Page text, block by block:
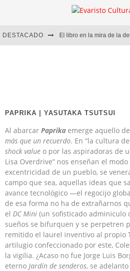
DESTACADO
PAPRIKA | YASUTAKA TSUTSUI
Al abarcar Paprika emerge aquello
más que un recuerdo. En “la cultura
shock value o por las aspiradoras de
Lisa Overdrive” nos enseñan el
excentricidad de un pueblo, se
campo que sea, aquellas ideas que
avance tecnológico —el regocijo
de esa forma no ha de extrañarnos
el DC Mini (un sofisticado adminiculo
sueños se bifurquen y se perpetren
remitido el laurel inventivo al propio
artilugio confeccionado por este,
la vigilia. ¿Acaso no fue Jorge Luis
eterno Jardín de senderos, se